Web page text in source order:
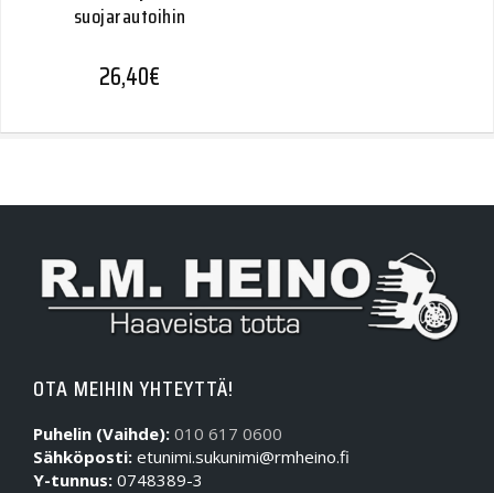
suojarautoihin
26,40€
OTA MEIHIN YHTEYTTÄ!
Puhelin (Vaihde): 010 617 0600
Sähköposti: etunimi.sukunimi@rmheino.fi
Y-tunnus: 0748389-3